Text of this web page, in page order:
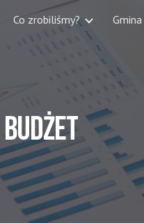
Skip to navigation
Co zrobiliśmy?
BUDŻET